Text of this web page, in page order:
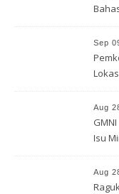
Sep
Aug
Isu
Aug